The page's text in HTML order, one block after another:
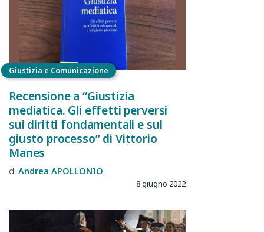
Giustizia e Comunicazione
Recensione a “Giustizia
mediatica. Gli effetti perversi
sui diritti fondamentali e sul
giusto processo” di Vittorio
Manes
Andrea APOLLONIO
8 giugno 2022